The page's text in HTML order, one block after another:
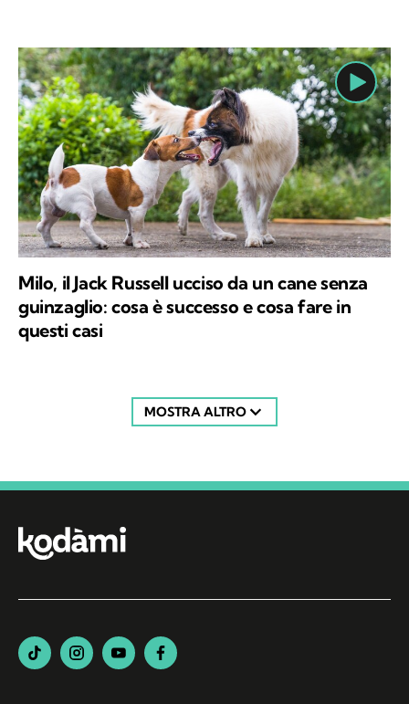
Milo, il Jack Russell ucciso da un cane senza
guinzaglio: cosa è successo e cosa fare in
questi casi
MOSTRA ALTRO